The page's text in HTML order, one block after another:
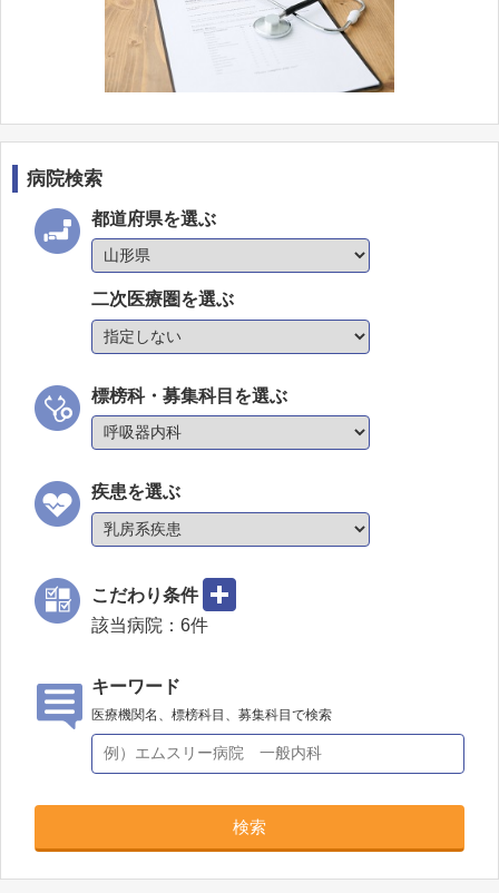
病院検索
都道府県を選ぶ
二次医療圏を選ぶ
標榜科・募集科目を選ぶ
疾患を選ぶ
こだわり条件
該当病院： 6件
キーワード
医療機関名、標榜科目、募集科目で検索
検索